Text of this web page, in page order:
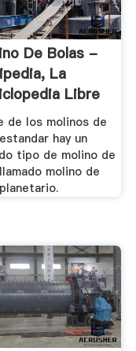
De Bolas -
La
Libre
de los molinos de
hay un
tipo de molino de
molino de